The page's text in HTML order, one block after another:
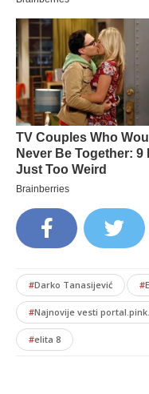
#Darko Tanasijević #
#Najnovije vesti
#elita 8